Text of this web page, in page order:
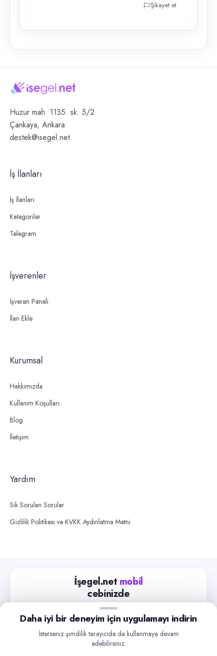
Şikayet et
Huzur mah. 1135. sk. 5/2
Çankaya, Ankara
destek@isegel.net
İş İlanları
İş İlanları
Kategoriler
Telegram
İşverenler
İşveren Paneli
İlan Ekle
Kurumsal
Hakkımızda
Kullanım Koşulları
Blog
İletişim
Yardım
Sık Sorulan Sorular
Gizlilik Politikası ve KVKK Aydınlatma Metni
İşegel.net mobil
cebinizde
Güncel iş ilanlarını takip edin, işverenlerle hızlıca
iletişime geçin.
Google Play
Daha iyi bir deneyim için uygulamayı indirin
İsterseniz şimdilik tarayıcıda da kullanmaya devam
edebilirsiniz.